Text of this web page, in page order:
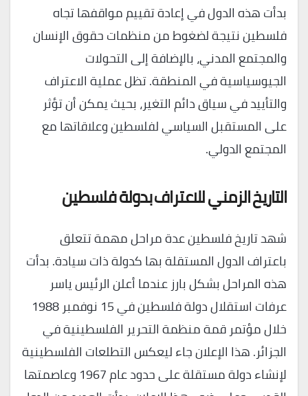
بدأت هذه الدول في إعادة تقييم مواقفها تجاه
فلسطين نتيجة لضغوط من منظمات حقوق الإنسان
والمجتمع المدني، بالإضافة إلى التحولات
الجيوسياسية في المنطقة. تظل عملية الاعتراف
والتأييد في سياق دائم التغير، بحيث يمكن أن تؤثر
على المستقبل السياسي لفلسطين وعلاقاتها مع
المجتمع الدولي.
التاريخ الزمني للاعتراف بدولة فلسطين
شهد تاريخ فلسطين عدة مراحل مهمة تتعلق
باعتراف الدول المستقلة بها كدولة ذات سيادة. بدأت
هذه المراحل بشكل بارز عندما أعلن الرئيس ياسر
عرفات استقلال دولة فلسطين في 15 نوفمبر 1988
خلال مؤتمر قمة منظمة التحرير الفلسطينية في
الجزائر. هذا الإعلان جاء ليعكس التطلعات الفلسطينية
لإنشاء دولة مستقلة على حدود عام 1967 وعاصمتها